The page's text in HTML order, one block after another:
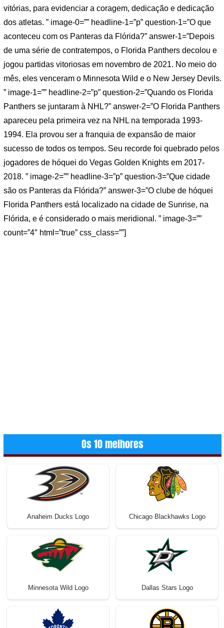
vitórias, para evidenciar a coragem, dedicação e dedicação
dos atletas. ” image-0=”” headline-1=”p” question-1=”O que
aconteceu com os Panteras da Flórida?” answer-1=”Depois
de uma série de contratempos, o Florida Panthers decolou e
jogou partidas vitoriosas em novembro de 2021. No meio do
mês, eles venceram o Minnesota Wild e o New Jersey Devils.
” image-1=”” headline-2=”p” question-2=”Quando os Florida
Panthers se juntaram à NHL?” answer-2=”O Florida Panthers
apareceu pela primeira vez na NHL na temporada 1993-
1994. Ela provou ser a franquia de expansão de maior
sucesso de todos os tempos. Seu recorde foi quebrado pelos
jogadores de hóquei do Vegas Golden Knights em 2017-
2018. ” image-2=”” headline-3=”p” question-3=”Que cidade
são os Panteras da Flórida?” answer-3=”O clube de hóquei
Florida Panthers está localizado na cidade de Sunrise, na
Flórida, e é considerado o mais meridional. ” image-3=””
count=”4″ html=”true” css_class=””]
Os 10 melhores
Anaheim Ducks Logo Chicago Blackhawks Logo
Minnesota Wild Logo Dallas Stars Logo